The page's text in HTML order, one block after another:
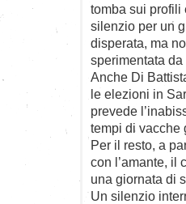
tomba sui profili
silenzio per un
disperata, ma
sperimentata
Anche Di
le elezioni in
prevede
tempi di vacche
Per il resto, a
con l’amante, il
una giornata di
Un silenzio